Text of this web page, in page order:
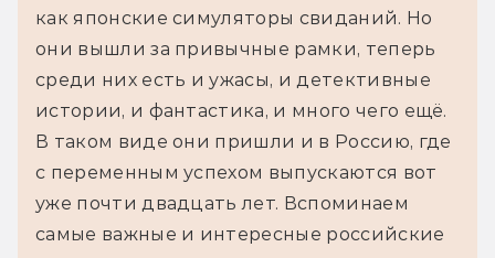
как японские симуляторы свиданий. Но
они вышли за привычные рамки, теперь
среди них есть и ужасы, и детективные
истории, и фантастика, и много чего ещё.
В таком виде они пришли и в Россию, где
с переменным успехом выпускаются вот
уже почти двадцать лет. Вспоминаем
самые важные и интересные российские